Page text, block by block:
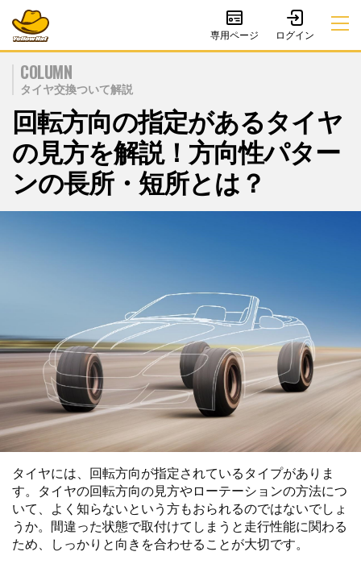
専用ページ
COLUMN
タイヤ交換ついて解説
回転方向の指定があるタイヤ
の見方を解説！方向性パター
ンの長所・短所とは？
タイヤには、回転方向が指定されているタイプがありま
す。タイヤの回転方向の見方やローテーションの方法につ
いて、よく知らないという方もおられるのではないでしょ
うか。間違った状態で取付けてしまうと走行性能に関わる
ため、しっかりと向きを合わせることが大切です。